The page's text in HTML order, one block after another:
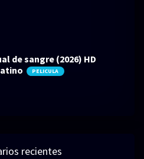
de sangre (2026) HD
PELICULA
recientes